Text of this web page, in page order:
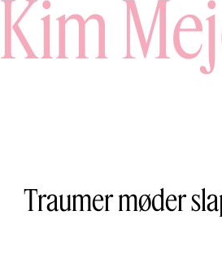
Kim
Traumer møder